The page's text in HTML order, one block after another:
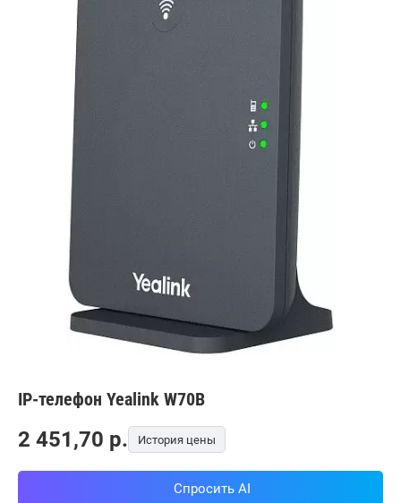
IP-телефон Yealink W70B
2 451,70 p. История цены
Спросить AI